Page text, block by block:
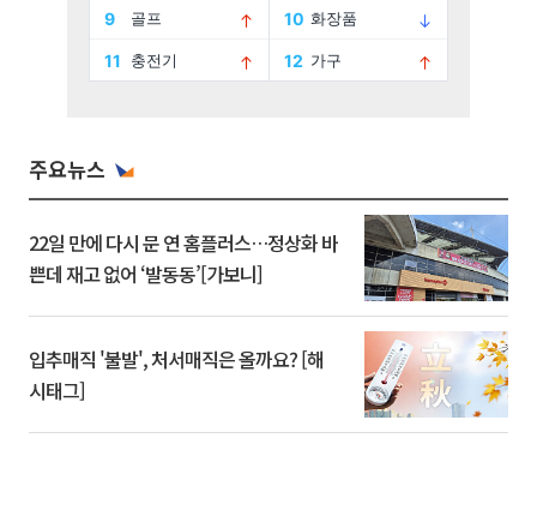
주요뉴스
22일 만에 다시 문 연 홈플러스…정상화 바
쁜데 재고 없어 ‘발동동’[가보니]
입추매직 '불발', 처서매직은 올까요? [해
시태그]